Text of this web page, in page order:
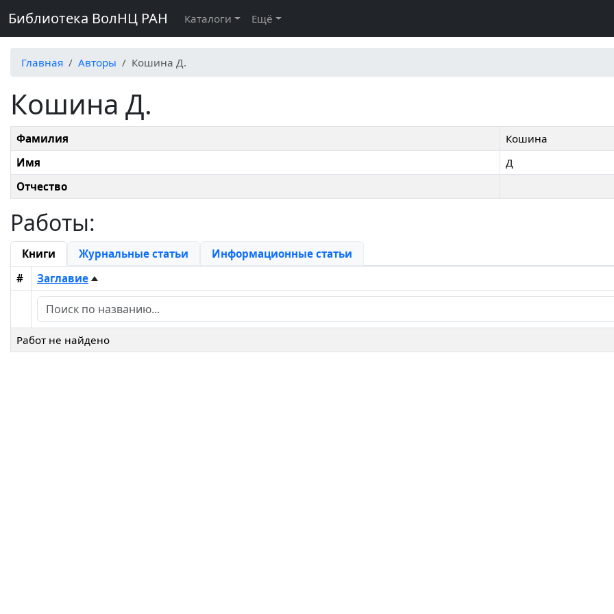
Библиотека ВолНЦ РАН Каталоги Ещё
Главная Авторы Кошина Д.
Кошина Д.
Фамилия
Кошина
Имя
Д
Отчество
Работы:
Книги Журнальные статьи
Информационные статьи
#
Заглавие
Работ не найдено